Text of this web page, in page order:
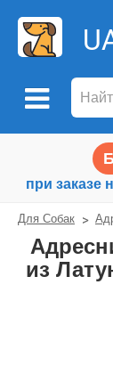
при заказе
Для Собак
из